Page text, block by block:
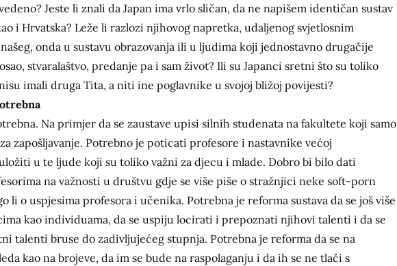
Jeste li znali da Japan ima vrlo sličan, da ne napišem identičan sustav
i Hrvatska? Leže li razlozi njihovog napretka, udaljenog svjetlosnim
onda u sustavu obrazovanja ili u ljudima koji jednostavno drugačije
stvaralaštvo, predanje pa i sam život? Ili su Japanci sretni što su toliko
imali druga Tita, a niti ine poglavnike u svojoj bližoj povijesti?
Na primjer da se zaustave upisi silnih studenata na fakultete koji samo
zapošljavanje. Potrebno je poticati profesore i nastavnike većoj
u te ljude koji su toliko važni za djecu i mlade. Dobro bi bilo dati
na važnosti u društvu gdje se više piše o stražnjici neke soft-porn
li o uspjesima profesora i učenika. Potrebna je reforma sustava da se još više
kao individuama, da se uspiju locirati i prepoznati njihovi talenti i da se
talenti bruse do zadivljujećeg stupnja. Potrebna je reforma da se na
kao na brojeve, da im se bude na raspolaganju i da ih se ne tlači s